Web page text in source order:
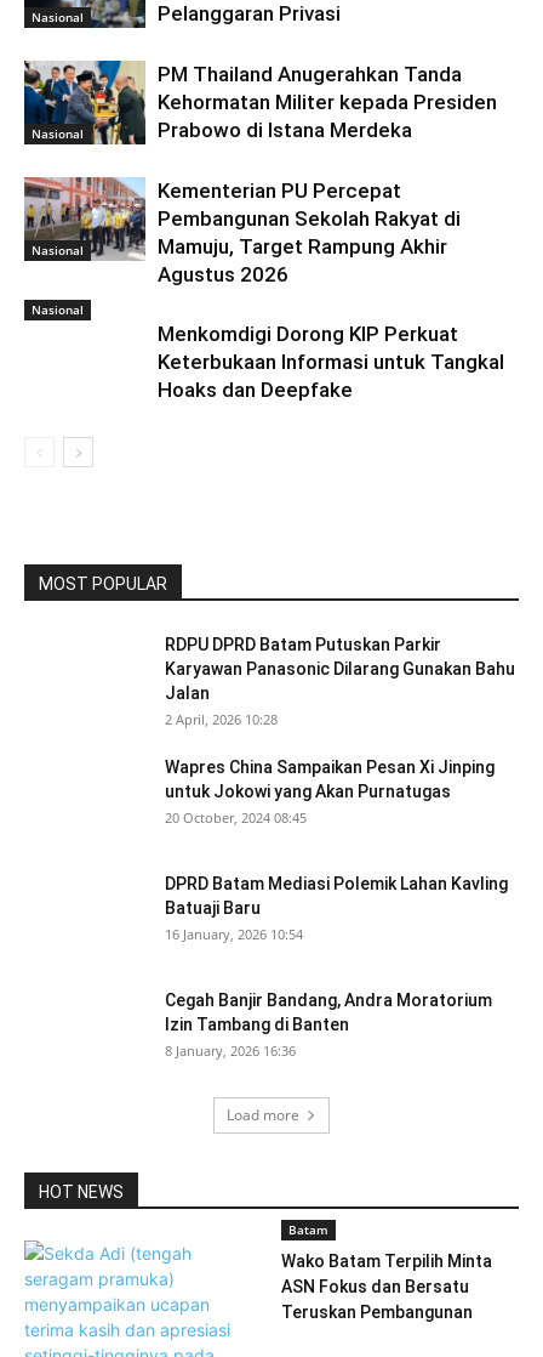
Nasional
Pelanggaran Privasi
Nasional
PM Thailand Anugerahkan Tanda
Kehormatan Militer kepada Presiden
Prabowo di Istana Merdeka
Nasional
Kementerian PU Percepat
Pembangunan Sekolah Rakyat di
Mamuju, Target Rampung Akhir
Agustus 2026
Nasional
Menkomdigi Dorong KIP Perkuat
Keterbukaan Informasi untuk Tangkal
Hoaks dan Deepfake
MOST POPULAR
RDPU DPRD Batam Putuskan Parkir
Karyawan Panasonic Dilarang Gunakan Bahu
Jalan
2 April, 2026 10:28
Wapres China Sampaikan Pesan Xi Jinping
untuk Jokowi yang Akan Purnatugas
20 October, 2024 08:45
DPRD Batam Mediasi Polemik Lahan Kavling
Batuaji Baru
16 January, 2026 10:54
Cegah Banjir Bandang, Andra Moratorium
Izin Tambang di Banten
8 January, 2026 16:36
Load more
HOT NEWS
Batam
Wako Batam Terpilih Minta
ASN Fokus dan Bersatu
Teruskan Pembangunan